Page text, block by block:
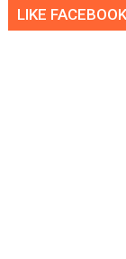
LIKE